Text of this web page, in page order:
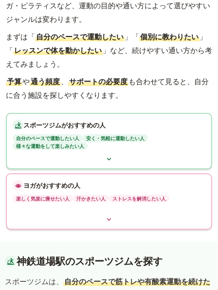
ガ・ピラティスなど、運動の目的や通い方によって選びやすい
ジャンルは変わります。
まずは「自分のペースで運動したい 」「個別に教わりたい 」
「レッスンで体を動かしたい 」など、続けやすい通い方から考
えてみましょう。
予算や通う頻度 、 サポートの必要度 も合わせて見ると、自分
に合う施設を探しやすくなります。
スポーツジムがおすすめの人
自分のペースで運動したい人
安く・気軽に運動したい人
様々な運動をして楽しみたい人
ヨガがおすすめの人
楽しく気楽に痩せたい人 汗かきたい人 ストレスを解消したい人
神鉄道場駅のスポーツジムを探す
スポーツジムは、
自分のペースで筋トレや有酸素運動を続けた